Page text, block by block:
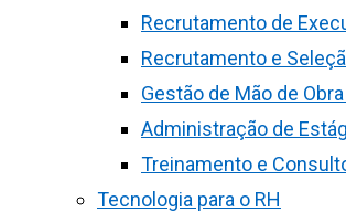
Recrutamento de
Recrutamento e
Gestão de Mão de Obra
Administração de
Treinamento e
Tecnologia para o RH